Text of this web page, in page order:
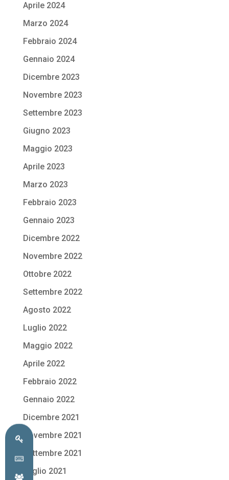
Aprile 2024
Marzo 2024
Febbraio 2024
Gennaio 2024
Dicembre 2023
Novembre 2023
Settembre 2023
Giugno 2023
Maggio 2023
Aprile 2023
Marzo 2023
Febbraio 2023
Gennaio 2023
Dicembre 2022
Novembre 2022
Ottobre 2022
Settembre 2022
Agosto 2022
Luglio 2022
Maggio 2022
Aprile 2022
Febbraio 2022
Gennaio 2022
Dicembre 2021
Novembre 2021
Settembre 2021
Luglio 2021